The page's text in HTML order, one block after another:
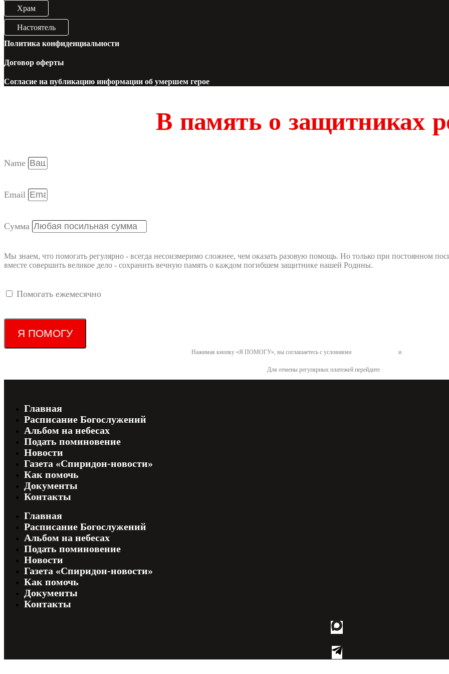
Храм
Настоятель
Политика конфиденциальности
Договор оферты
Согласие на публикацию информации об умершем герое
В память о защитниках
Name
Email
Сумма
Мы знаем, что помогать регулярно - всегда несоизмеримо сложнее, чем оказать разовую помощь. Но только при постоянном
вместе совершить великое дело - сохранить вечную память о каждом погибшем защитнике нашей Родины.
Помогать ежемесячно
Я ПОМОГУ
Нажимая кнопку «Я ПОМОГУ», вы соглашаетесь с условиями и
Для отмены регулярных платежей перейдите
Главная
Расписание Богослужений
Альбом на небесах
Подать поминовение
Новости
Газета «Спиридон-новости»
Как помочь
Документы
Контакты
Главная
Расписание Богослужений
Альбом на небесах
Подать поминовение
Новости
Газета «Спиридон-новости»
Как помочь
Документы
Контакты